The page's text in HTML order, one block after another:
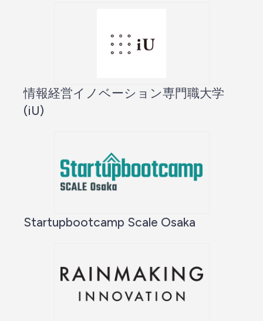
情報経営イノベーション専門職大学
(iU)
Startupbootcamp Scale Osaka